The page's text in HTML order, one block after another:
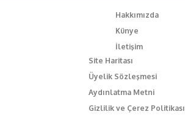
Hakkımızda
Künye
İletişim
Site Haritası
Üyelik Sözleşmesi
Aydınlatma Metni
Gizlilik ve Çerez Politikası